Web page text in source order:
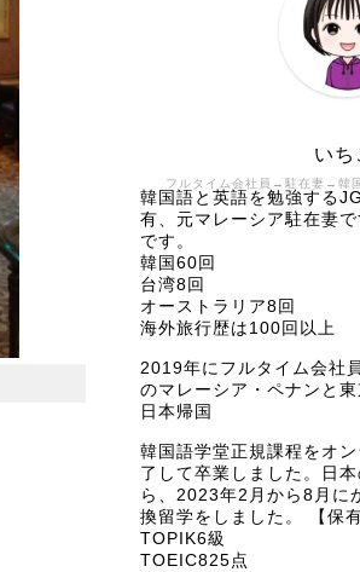
フルタイム会社員→駐在妻→韓
いち
韓国語と英語を勉強する
有、元マレーシア駐在妻
です。
韓国60回
台湾8回
オーストラリア8回
海外旅行歴は100回以上
2019年にフルタイム会社
のマレーシア・ペナンと
日本帰国
韓国語学堂正規課程をオ
了して卒業しました。日
ら、2023年2月から8月に
換留学をしました。 【保
TOPIK6級
TOEIC825点